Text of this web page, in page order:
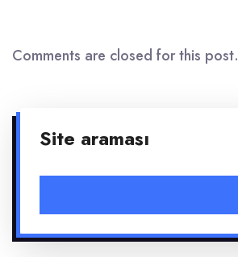
Comments are closed for this post.
Site araması